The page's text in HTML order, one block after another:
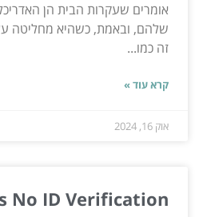
אומרים שעקרות הבית הן
שלהם, ובאמת, כשהיא מחליטה על
זה כמו...
קרא עוד »
אוק 16, 2024
No ID Verification